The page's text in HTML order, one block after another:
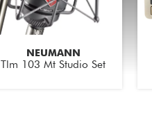
NEUMANN
Tlm 103 Mt Studio Set